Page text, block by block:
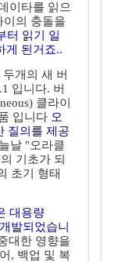
이타를 읽으
이의 충돌을
터 읽기 일
게 된거죠..
개의 새 버
입니다. 버
클라이
입니다 오
질의를 제공
날 "오라클
기초가 되
초기 형태
대용량
발되었습니
대한 영향을
, 백업 및 복